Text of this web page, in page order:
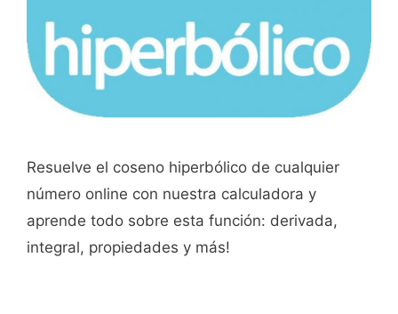
Resuelve el coseno hiperbólico de cualquier
número online con nuestra calculadora y
aprende todo sobre esta función: derivada,
integral, propiedades y más!